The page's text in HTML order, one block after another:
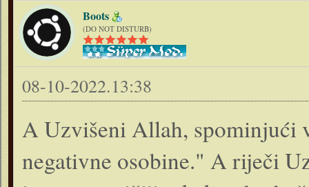
Boots
(DO NOT DISTURB)
08-10-2022.13:38
A Uzvišeni Allah, spominjući
negativne osobine." A riječi